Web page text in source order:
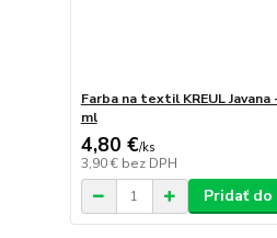
Farba na textil KREUL
ml
4,80 €/ks
3,90 € bez DPH
Pridať do